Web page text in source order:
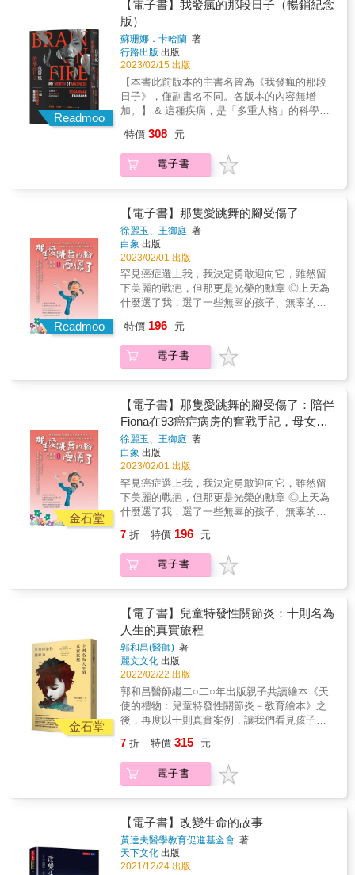
的疾病等等，這些都是當年無憂無慮的她們長
大前不知道的事，統統毫無保留寫下來，是一
本標準的「中年寫真集」。 & 這不只是一本寫
給中年人的書，更是寫給20＋以後年輕人的
書。作者非常希望能將這些年的經歷分享給中
年人，並傳授給年輕人，以彌補「當年的我如
果有人教我，如何在有限的光陰裡，能夠把握
時機，發揮得更多，更溫柔地待人，並向這些
曾溫柔對待我們，卻可能沒有機會再碰面的人
& 同時，還希望告訴年輕人「生命不是完美
的，但不完美的我們還是長大了、變老了，千
萬不要因為人生不完美就不開心！能活下來都
Readmoo
【電子書】我發瘋的那段日子（暢銷紀念
版）
蘇珊娜．卡哈蘭 著
行路出版 出版
2023/02/15 出版
【本書此前版本的主書名皆為《我發瘋的那段
日子》，僅副書名不同。各版本的內容無增
加。】 & 這種疾病，是「多重人格」的科學新
千名讀者近滿分好評， 全球售出約三十國版
權，狂銷數百萬冊，並獲改編為同名電影， 真
人真事回憶錄，出版十年穩居亞馬遜「醫療專
評道： 「精彩懸疑，讓人一口氣讀到最後一頁
才罷休。極力推薦。」 ＊＊＊ & 「完全變了個
人是什麼感覺？」 & 起先，卡哈蘭只覺得左手
臂不時隱隱刺痛，懷疑遭到蟲咬，然而除蟲專
家徹底檢查她的住處後，掛保證沒有蟲害；她
上醫院做了多種檢查也沒有查出病因。爾後她
的異狀愈來愈多，行為舉止猶如中邪：頻繁恍
神、莫名恐慌、幻視幻聽、感覺自己靈魂出
竅、動作舉止詭異，而且妄想旁人要害她
精神科、癲癇科和免疫科等各科醫生，安排卡
哈蘭做了數百項檢查，結果全部「正常」
&mdash;&mdash;然而她精神失常得愈來愈嚴
重，可說完全變了個人，甚至無法寫字與溝
通，群醫束手無策之下，眼看就要將她送進療
養院度過餘生，一名神經病理學家接手了這個
個案。這名醫生由於知道三年前才發現的某個
疾病，正確診斷而救回了卡哈蘭。 從鬼門關回
來後，卡哈蘭用她的記者技能，爬梳無數醫療
紀錄、她住院治療期間雙親的筆記與日記、醫
院的監視影片、相關科學著作等，並訪問了周
遭親友、同事、醫生及學者等，細膩描寫病症
科學領域多種症狀令人驚奇的疾病，呈現科學
界對人腦奧妙的探索與了解。蘇珊娜．卡哈蘭
的經歷登上全球知名的醫學期刊，這本書亦引
神分裂）與自閉症病例、甚至被視為「中邪」
的情形。這本記錄更新了我們對大腦與免疫系
統的認識，並使諸多學門的專業人士認識到，
整合研究資源、分享研究成果相當重要。（更
詳盡介紹可參閱目錄引文） &
特價 308 元
電子書
Readmoo
【電子書】那隻愛跳舞的腳受傷了
徐麗玉、王御庭 著
白象 出版
2023/02/01 出版
罕見癌症選上我，我決定勇敢迎向它，雖然留
下美麗的戰疤，但那更是光榮的勳章 ◎上天為
什麼選了我，選了一些無辜的孩子、無辜的家
自己創造希望，如果灰暗那就自己成為太陽，
讓悲傷成為成長的糧食。 ◎經歷無數次難以承
受的化療，還感受了開刀的痛苦，現在的我不
去年年初我確診了骨肉瘤， 雖然生病很可怕，
很辛苦，很漫長， 但它讓我變勇敢了， 開刀前
的我很害羞悲觀， 開刀後的我變的大方樂觀，
雖然我的人生不全是色彩， 但讓我更看重人生
的體驗。 太陽一直都在，只是被烏雲遮住， 懷
抱著不輸的勇氣，靜待烏雲散去的那刻，重見
太陽的光明！ 12歲的你在做什麼？ 12歲的
Fiona正在面對一場攸關生命的奮戰！ 在93兒
童癌症病房的202天， 我們母女緊緊握著彼此
的手，一起面對未知的化療挑戰； 如何在驚慌
何從住院的囹圄變成開心玩樂？ 如何翻轉逆境
去創造更大價值？&hellip;&hellip; 這就是我們
要完成的使命。 不論何種船隻，一旦出航，必
就無法抵達目的地。 當風暴來襲，你選擇逃
避？還是直接面對挑戰？ 我們沒有退路，無論
如何只能背水一戰，拼盡全力奮鬥到底，因為
&hellip;&hellip;我們不能輸！ 在狹小的病房
裡，一邊擦掉眼淚，一邊努力抗癌； 在病房外
的走廊，一邊練習走路，一邊遊戲玩耍
&hellip;&hellip; 跟Fiona一起勇闖93病房， 這場
抗癌之路，我發現，原來Fiona在不知不覺中脫
生命的老師！ &
特價 196 元
電子書
金石堂
【電子書】那隻愛跳舞的腳受傷了：陪伴
Fiona在93癌症病房的奮戰手記，母女攜
手共創十二歲的逆轉勝！
徐麗玉、王御庭 著
白象 出版
2023/02/01 出版
罕見癌症選上我，我決定勇敢迎向它，雖然留
下美麗的戰疤，但那更是光榮的勳章 ◎上天為
什麼選了我，選了一些無辜的孩子、無辜的家
自己創造希望，如果灰暗那就自己成為太陽，
讓悲傷成為成長的糧食。 ◎經歷無數次難以承
受的化療，還感受了開刀的痛苦，現在的我不
去年年初我確診了骨肉瘤， 雖然生病很可怕，
很辛苦，很漫長， 但它讓我變勇敢了， 開刀前
的我很害羞悲觀， 開刀後的我變的大方樂觀，
雖然我的人生不全是色彩， 但讓我更看重人生
的體驗。 太陽一直都在，只是被烏雲遮住， 懷
抱著不輸的勇氣，靜待烏雲散去的那刻，重見
太陽的光明！ 12歲的你在做什麼？ 12歲的
Fiona正在面對一場攸關生命的奮戰！ 在93兒
童癌症病房的202天， 我們母女緊緊握著彼此
的手，一起面對未知的化療挑戰； 如何在驚慌
何從住院的囹圄變成開心玩樂？ 如何翻轉逆境
去創造更大價值？&hellip;&hellip; 這就是我們
要完成的使命。 不論何種船隻，一旦出航，必
就無法抵達目的地。 當風暴來襲，你選擇逃
避？還是直接面對挑戰？ 我們沒有退路，無論
如何只能背水一戰，拼盡全力奮鬥到底，因為
&hellip;&hellip;我們不能輸！ 在狹小的病房
7 折 特價 196 元
電子書
金石堂
【電子書】兒童特發性關節炎：十則名為
人生的真實旅程
郭和昌(醫師) 著
麗文文化 出版
2022/02/22 出版
郭和昌醫師繼二○二○年出版親子共讀繪本《天
使的禮物：兒童特發性關節炎－教育繪本》之
後，再度以十則真實案例，讓我們看見孩子的
體的疼痛，是父母無盡的不捨。兒童特發性關
節炎，可能發生在任何一個孩子身上，對疾病
有正確認識、罹病後抱持正向態度，才能在漫
關節炎的診斷與治療介紹。 郭醫師衷心期望所
有的孩子健康長大，家長們對孩子的關節痛處
理可以得心應手，孩子關節炎的苦痛迎刃而
解，天真的歡笑再度出現在臉龐。
7 折 特價 315 元
電子書
【電子書】改變生命的故事
黃達夫醫學教育促進基金會 著
天下文化 出版
2021/12/24 出版